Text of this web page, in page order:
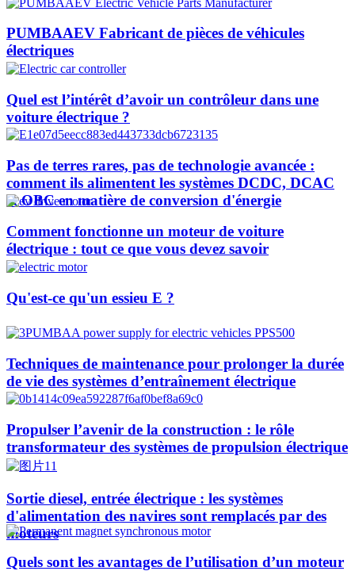
PUMBAAEV Fabricant de pièces de véhicules
électriques
Quel est l’intérêt d’avoir un contrôleur dans une
voiture électrique ?
Pas de terres rares, pas de technologie avancée :
comment ils alimentent les systèmes DCDC, DCAC
et OBC en matière de conversion d'énergie
Comment fonctionne un moteur de voiture
électrique : tout ce que vous devez savoir
Qu'est-ce qu'un essieu E ?
Techniques de maintenance pour prolonger la durée
de vie des systèmes d’entraînement électrique
Propulser l’avenir de la construction : le rôle
transformateur des systèmes de propulsion électrique
Sortie diesel, entrée électrique : les systèmes
d'alimentation des navires sont remplacés par des
moteurs
Quels sont les avantages de l’utilisation d’un moteur